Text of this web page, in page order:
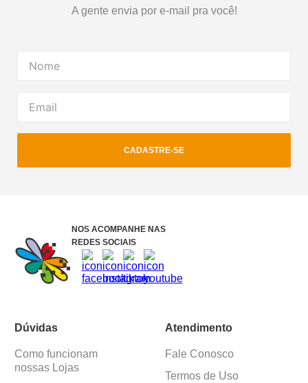
A gente envia por e-mail pra você!
CADASTRE-SE
NOS ACOMPANHE NAS
REDES SOCIAIS
Dúvidas
Como funcionam
nossas Lojas
Atendimento
Fale Conosco
Termos de Uso